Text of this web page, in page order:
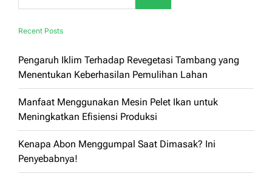
Recent Posts
Pengaruh Iklim Terhadap Revegetasi Tambang yang
Menentukan Keberhasilan Pemulihan Lahan
Manfaat Menggunakan Mesin Pelet Ikan untuk
Meningkatkan Efisiensi Produksi
Kenapa Abon Menggumpal Saat Dimasak? Ini
Penyebabnya!